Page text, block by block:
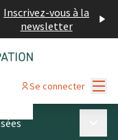
Inscrivez-vous à la
newsletter
Se connecter